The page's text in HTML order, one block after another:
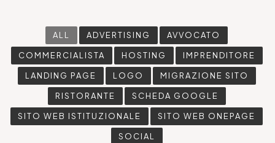
ALL ADVERTISING AVVOCATO
COMMERCIALISTA HOSTING IMPRENDITORE
LANDING PAGE LOGO MIGRAZIONE SITO
RISTORANTE SCHEDA GOOGLE
SITO WEB ISTITUZIONALE SITO WEB ONEPAGE
SOCIAL